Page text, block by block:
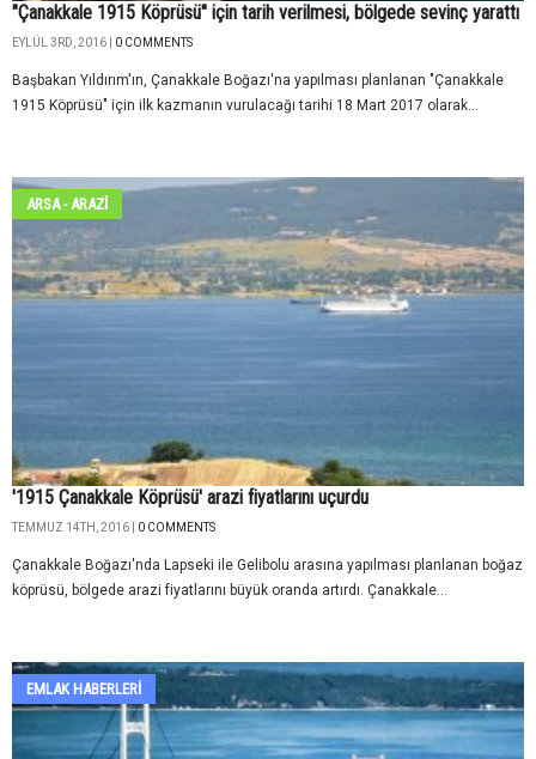
"Çanakkale 1915 Köprüsü" için tarih verilmesi, bölgede sevinç yarattı
EYLÜL 3RD, 2016 | 0 COMMENTS
Başbakan Yıldırım'ın, Çanakkale Boğazı'na yapılması planlanan "Çanakkale
1915 Köprüsü" için ilk kazmanın vurulacağı tarihi 18 Mart 2017 olarak...
ARSA - ARAZİ
'1915 Çanakkale Köprüsü' arazi fiyatlarını uçurdu
TEMMUZ 14TH, 2016 | 0 COMMENTS
Çanakkale Boğazı'nda Lapseki ile Gelibolu arasına yapılması planlanan boğaz
köprüsü, bölgede arazi fiyatlarını büyük oranda artırdı. Çanakkale...
EMLAK HABERLERI